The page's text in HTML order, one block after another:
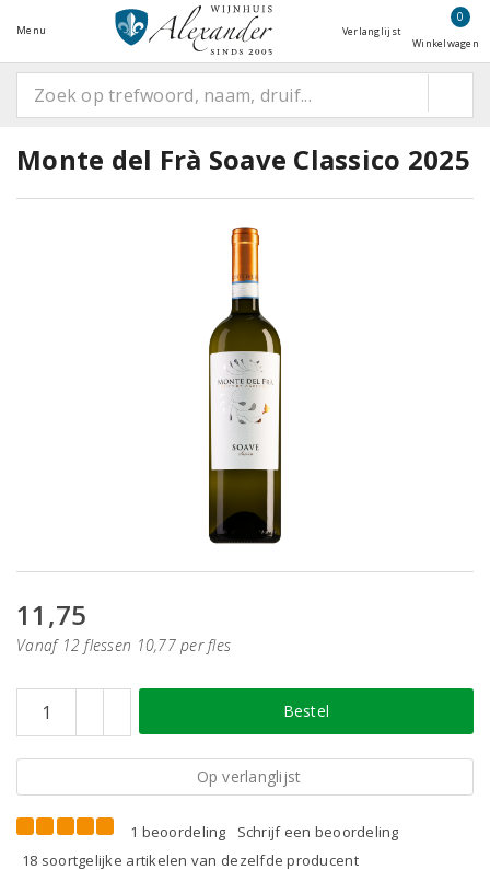
Menu Verlanglijst
0
Winkelwagen
Monte del Frà Soave Classico 2025
11,75
Vanaf 12 flessen 10,77 per fles
Bestel
Op verlanglijst
1 beoordeling
Schrijf een beoordeling
18 soortgelijke artikelen van dezelfde producent